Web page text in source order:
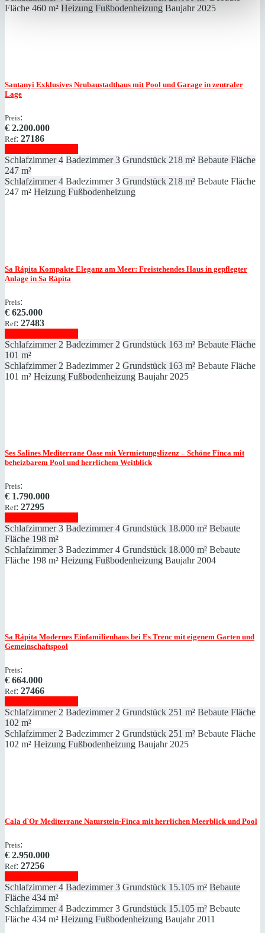
Fläche 460 m² Heizung Fußbodenheizung Baujahr 2025
Santanyi Exklusives Neubaustadthaus mit Pool und Garage in zentraler
Lage
Preis:
€ 2.200.000
Ref: 27186
Schlafzimmer 4 Badezimmer 3 Grundstück 218 m² Bebaute Fläche
247 m²
Schlafzimmer 4 Badezimmer 3 Grundstück 218 m² Bebaute Fläche
247 m² Heizung Fußbodenheizung
Sa Rápita Kompakte Eleganz am Meer: Freistehendes Haus in gepflegter
Anlage in Sa Ràpita
Preis:
€ 625.000
Ref: 27483
Schlafzimmer 2 Badezimmer 2 Grundstück 163 m² Bebaute Fläche
101 m²
Schlafzimmer 2 Badezimmer 2 Grundstück 163 m² Bebaute Fläche
101 m² Heizung Fußbodenheizung Baujahr 2025
Ses Salines Mediterrane Oase mit Vermietungslizenz – Schöne Finca mit
beheizbarem Pool und herrlichem Weitblick
Preis:
€ 1.790.000
Ref: 27295
Schlafzimmer 3 Badezimmer 4 Grundstück 18.000 m² Bebaute
Fläche 198 m²
Schlafzimmer 3 Badezimmer 4 Grundstück 18.000 m² Bebaute
Fläche 198 m² Heizung Fußbodenheizung Baujahr 2004
Sa Rápita Modernes Einfamilienhaus bei Es Trenc mit eigenem Garten und
Gemeinschaftspool
Preis:
€ 664.000
Ref: 27466
Schlafzimmer 2 Badezimmer 2 Grundstück 251 m² Bebaute Fläche
102 m²
Schlafzimmer 2 Badezimmer 2 Grundstück 251 m² Bebaute Fläche
102 m² Heizung Fußbodenheizung Baujahr 2025
Cala d`Or Mediterrane Naturstein-Finca mit herrlichen Meerblick und Pool
Preis:
€ 2.950.000
Ref: 27256
Schlafzimmer 4 Badezimmer 3 Grundstück 15.105 m² Bebaute
Fläche 434 m²
Schlafzimmer 4 Badezimmer 3 Grundstück 15.105 m² Bebaute
Fläche 434 m² Heizung Fußbodenheizung Baujahr 2011